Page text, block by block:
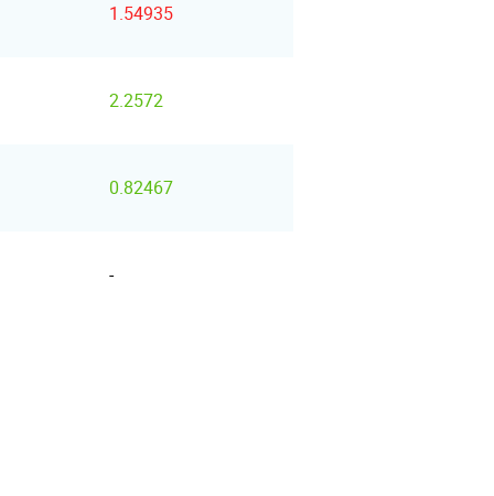
1.54935
2.2572
0.82467
-